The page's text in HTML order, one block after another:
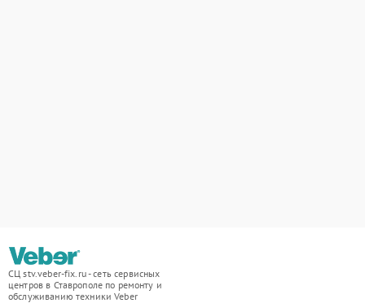
СЦ stv.veber-fix.ru - сеть сервисных
центров в Ставрополе по ремонту и
обслуживанию техники Veber